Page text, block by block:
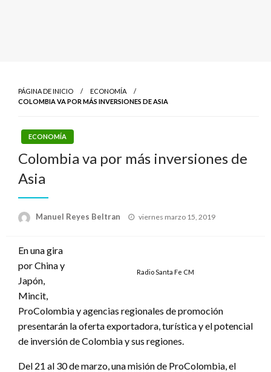
PÁGINA DE INICIO
ECONOMÍA
COLOMBIA VA POR MÁS INVERSIONES DE ASIA
ECONOMÍA
Colombia va por más inversiones de
Asia
Manuel Reyes Beltran
Publicado
viernes marzo 15, 2019
Radio Santa Fe CM
En una gira
por China y
Japón,
Mincit,
ProColombia y agencias regionales de promoción
presentarán la oferta exportadora, turística y el potencial
de inversión de Colombia y sus regiones.
Del 21 al 30 de marzo, una misión de ProColombia, el